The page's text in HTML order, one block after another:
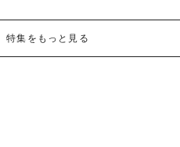
特集をもっと見る